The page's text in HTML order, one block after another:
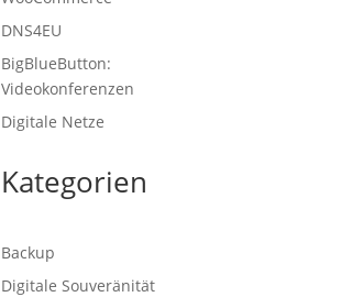
DNS4EU
BigBlueButton:
Videokonferenzen
Digitale Netze
Kategorien
Backup
Digitale Souveränität